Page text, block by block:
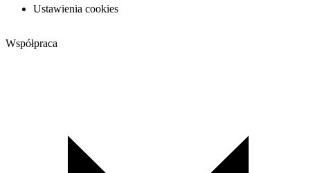
Ustawienia cookies
Współpraca